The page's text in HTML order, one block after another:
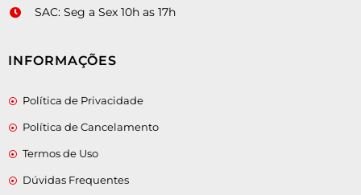
SAC: Seg a Sex 10h as 17h
INFORMAÇÕES
Política de Privacidade
Política de Cancelamento
Termos de Uso
Dúvidas Frequentes